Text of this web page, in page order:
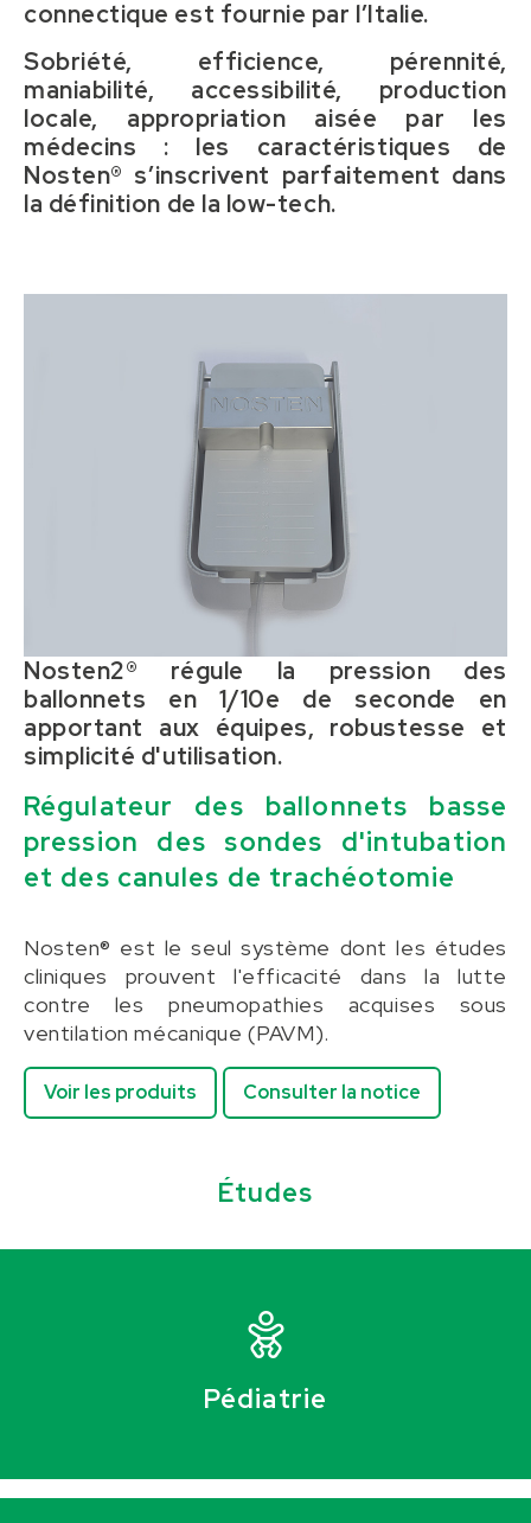
connectique est fournie par l’Italie.
Sobriété, efficience, pérennité,
maniabilité, accessibilité, production
locale, appropriation aisée par les
médecins : les caractéristiques de
Nosten® s’inscrivent parfaitement dans
la définition de la low-tech.
Nosten2® régule la pression des
ballonnets en 1/10e de seconde en
apportant aux équipes, robustesse et
simplicité d'utilisation.
Régulateur des ballonnets basse
pression des sondes d'intubation
et des canules de trachéotomie
Nosten® est le seul système dont les études
cliniques prouvent l'efficacité dans la lutte
contre les pneumopathies acquises sous
ventilation mécanique (PAVM).
Voir les produits Consulter la notice
Études
Pédiatrie